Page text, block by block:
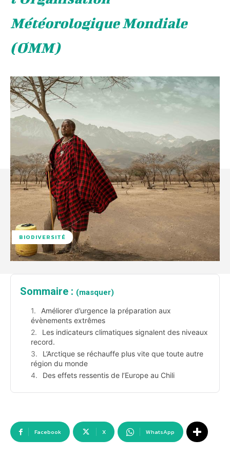
Météorologique Mondiale
(OMM)
BIODIVERSITÉ
Sommaire : (masquer)
Améliorer d’urgence la préparation aux
évènements extrêmes
Les indicateurs climatiques signalent des niveaux
record.
L’Arctique se réchauffe plus vite que toute autre
région du monde
Des effets ressentis de l’Europe au Chili
Facebook X WhatsApp